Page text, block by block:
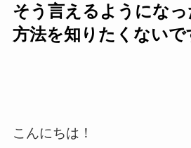
そう言えるようになっ
方法を知りたくないで
こんにちは！